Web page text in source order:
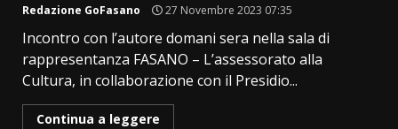
Redazione GoFasano 27 Novembre 2023 07:35
Incontro con l’autore domani sera nella sala di
rappresentanza FASANO – L’assessorato alla
Cultura, in collaborazione con il Presidio...
Continua a leggere